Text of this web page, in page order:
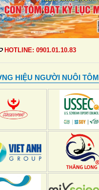
HOTLINE: 0901.01.10.83
HIỆU NGƯỜI NUÔI TÔM